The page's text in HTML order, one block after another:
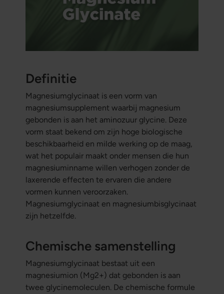
Definitie
Magnesiumglycinaat is een vorm van
magnesiumsupplement waarbij magnesium
gebonden is aan het aminozuur glycine. Deze
vorm staat bekend om zijn hoge biologische
beschikbaarheid en milde werking op de maag,
wat het populair maakt onder mensen die hun
magnesiuminname willen verhogen zonder de
laxerende effecten te ervaren die andere
vormen kunnen veroorzaken.
Magnesiumglycinaat en magnesiumbisglycinaat
zijn hetzelfde.
Chemische samenstelling
Magnesiumglycinaat bestaat uit een
magnesiumion (Mg2+) dat gebonden is aan
twee glycinemoleculen. De chemische formule